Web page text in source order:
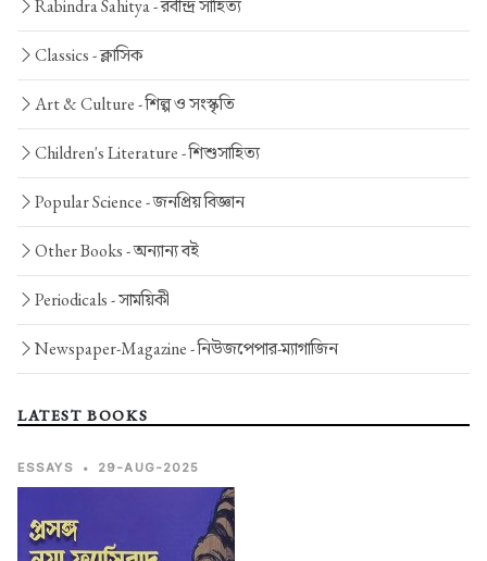
Rabindra Sahitya -রবীন্দ্র সাহিত্য
Classics -ক্লাসিক
Art & Culture -শিল্প ও সংস্কৃতি
Children's Literature -শিশুসাহিত্য
Popular Science -জনপ্রিয় বিজ্ঞান
Other Books -অন্যান্য বই
Periodicals -সাময়িকী
Newspaper-Magazine -নিউজপেপার-ম্যাগাজিন
LATEST BOOKS
ESSAYS • 29-AUG-2025